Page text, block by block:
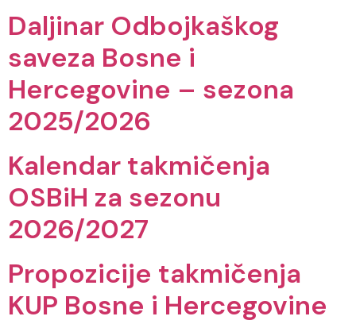
Daljinar Odbojkaškog
saveza Bosne i
Hercegovine – sezona
2025/2026
Kalendar takmičenja
OSBiH za sezonu
2026/2027
Propozicije takmičenja
KUP Bosne i Hercegovine